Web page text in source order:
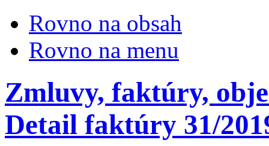
Rovno na obsah
Rovno na menu
Zmluvy, faktúry,
Detail faktúry 31/